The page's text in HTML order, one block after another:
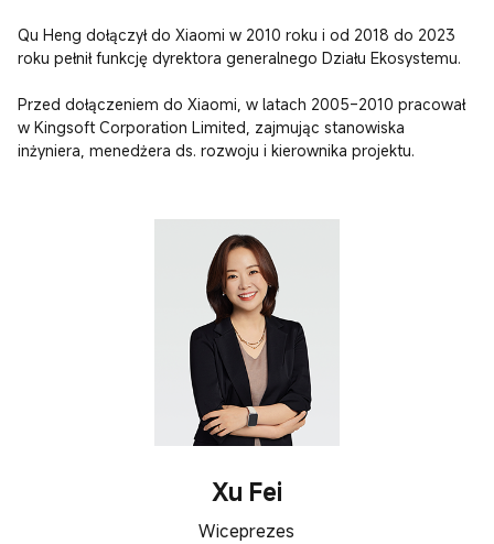
Qu Heng dołączył do Xiaomi w 2010 roku i od 2018 do 2023
roku pełnił funkcję dyrektora generalnego Działu Ekosystemu.
Przed dołączeniem do Xiaomi, w latach 2005–2010 pracował
w Kingsoft Corporation Limited, zajmując stanowiska
inżyniera, menedżera ds. rozwoju i kierownika projektu.
Xu Fei
Wiceprezes